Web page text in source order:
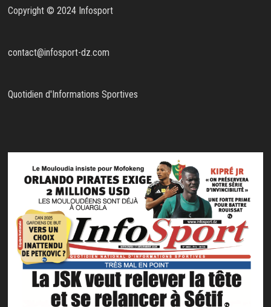
Copyright © 2024 Infosport
contact@infosport-dz.com
Quotidien d'Informations Sportives